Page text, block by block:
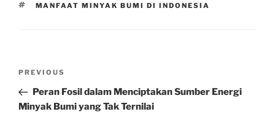
TAGS
MANFAAT MINYAK BUMI DI INDONESIA
Previous
Post
PREVIOUS
Peran Fosil dalam Menciptakan Sumber Energi
Minyak Bumi yang Tak Ternilai